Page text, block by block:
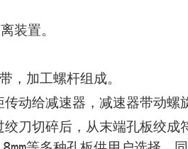
装置。
加工螺杆组成。
给减速器，减速器带动螺旋
切碎后，从末端孔板绞成